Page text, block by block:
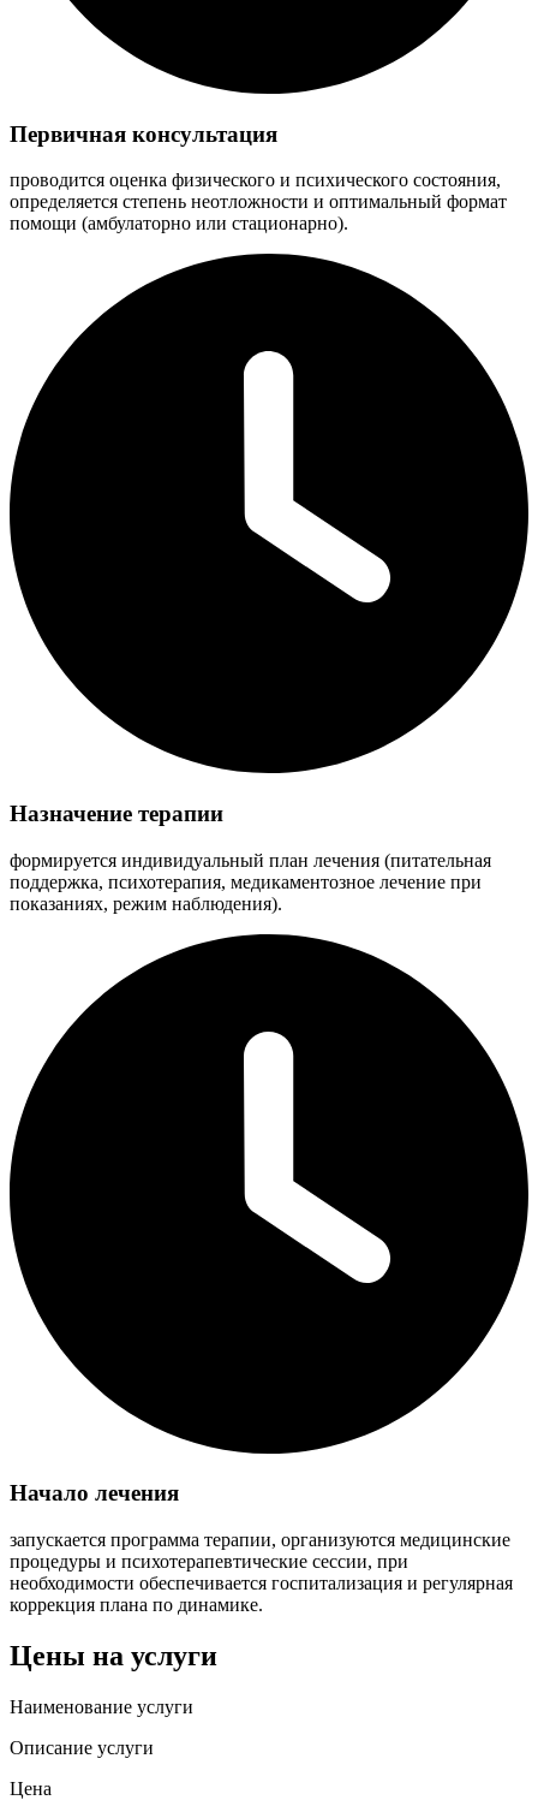
Первичная консультация
проводится оценка физического и психического состояния,
определяется степень неотложности и оптимальный формат
помощи (амбулаторно или стационарно).
Назначение терапии
формируется индивидуальный план лечения (питательная
поддержка, психотерапия, медикаментозное лечение при
показаниях, режим наблюдения).
Начало лечения
запускается программа терапии, организуются медицинские
процедуры и психотерапевтические сессии, при
необходимости обеспечивается госпитализация и регулярная
коррекция плана по динамике.
Цены на услуги
Наименование услуги
Описание услуги
Цена